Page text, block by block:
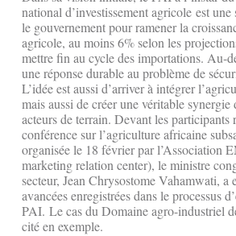
national d’investissement agricole est
le gouvernement pour ramener la
agricole, au moins 6% selon les
mettre fin au cycle des importations. Au-
une réponse durable au problème de
L’idée est aussi d’arriver à intégrer
mais aussi de créer une véritable synergie
acteurs de terrain. Devant les participants
conférence sur l’agriculture africaine
organisée le 18 février par l’Association
marketing relation center), le ministre
secteur, Jean Chrysostome Vahamwati, a
avancées enregistrées dans le processus
PAI. Le cas du Domaine agro-industriel
cité en exemple.